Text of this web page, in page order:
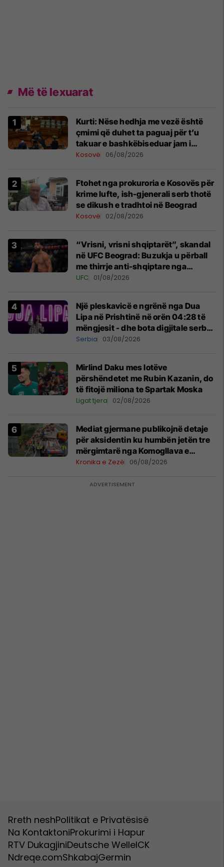
Më të lexuarat
Kurti: Nëse hedhja me vezë është
çmimi që duhet ta paguaj për t’u
takuar e bashkëbiseduar jam i
lumtur ta bëj këtë
Kosovë 06/08/2026
Ftohet nga prokuroria e Kosovës për
krime lufte, ish-gjenerali serb thotë
se dikush e tradhtoi në Beograd
Kosovë 02/08/2026
“Vrisni, vrisni shqiptarët”, skandal
në UFC Beograd: Buzukja u përball
me thirrje anti-shqiptare nga
tribunat
UFC 01/08/2026
Një pleskavicë e ngrënë nga Dua
Lipa në Prishtinë në orën 04:28 të
mëngjesit - dhe bota digjitale serbe
shpall gjendjen e luftës
Serbia 03/08/2026
Mirlind Daku mes lotëve
përshëndetet me Rubin Kazanin, do
të fitojë miliona te Spartak Moska
Ligat tjera 02/08/2026
Mediat gjermane publikojnë detaje
për aksidentin ku humbën jetën tre
mërgimtarë nga Komogllava e
Ferizajt
Kronika e Zezë 06/08/2026
Rreth neshPolitikat e Privatësisë
Na KontaktoniProkurimi i Hapur
RTV DukagjiniDeutsche WelleICK
Ndreqe.comShkabajGermin